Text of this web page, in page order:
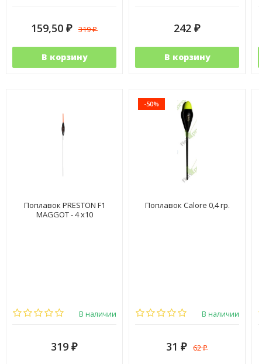
159,50 ₽ 319₽
В корзину
242 ₽
В корзину
Поплавок PRESTON F1
MAGGOT - 4 x10
В наличии
319 ₽
-50%
Поплавок Calore 0,4 гр.
В наличии
31 ₽ 62₽